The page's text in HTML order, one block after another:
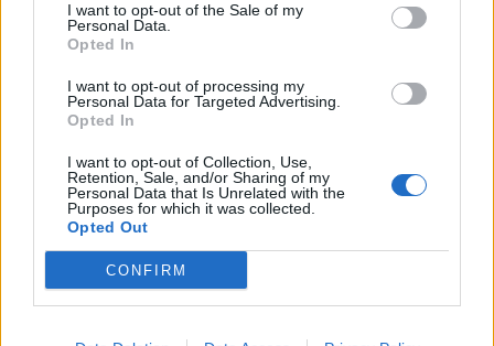
I want to opt-out of the Sale of my
Personal Data.
Opted In
I want to opt-out of processing my
Personal Data for Targeted Advertising.
Opted In
I want to opt-out of Collection, Use,
Retention, Sale, and/or Sharing of my
Personal Data that Is Unrelated with the
Purposes for which it was collected.
Opted Out
CONFIRM
Minka 14. rész
ügy